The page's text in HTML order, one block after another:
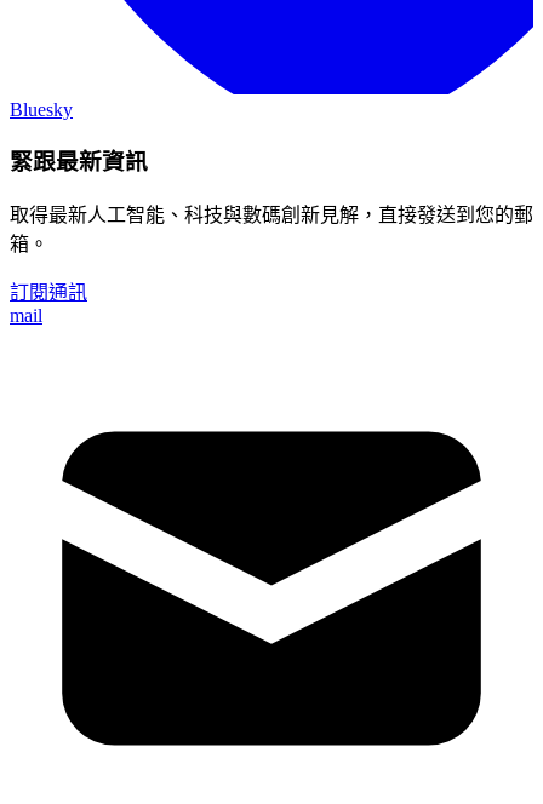
Bluesky
緊跟最新資訊
取得最新人工智能、科技與數碼創新見解，直接發送到您的郵
箱。
訂閱通訊
mail